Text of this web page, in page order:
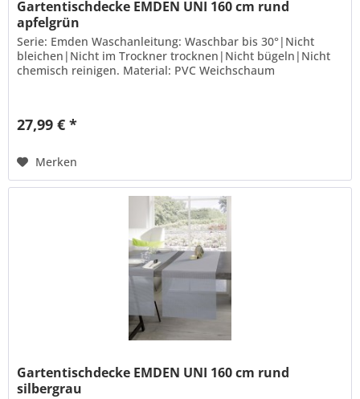
Gartentischdecke EMDEN UNI 160 cm rund
apfelgrün
Serie: Emden Waschanleitung: Waschbar bis 30°|Nicht
bleichen|Nicht im Trockner trocknen|Nicht bügeln|Nicht
chemisch reinigen. Material: PVC Weichschaum
27,99 € *
Merken
Gartentischdecke EMDEN UNI 160 cm rund
silbergrau